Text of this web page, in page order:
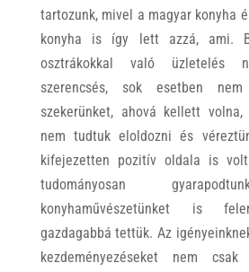
tartozunk, mivel a magyar konyha
konyha is így lett azzá, ami.
osztrákokkal való üzletelés
szerencsés, sok esetben
szekerünket, ahová kellett
nem tudtuk eloldozni és
kifejezetten pozitív oldala is
tudományosan
konyhaművészetünket is
gazdagabbá tettük. Az
kezdeményezéseket nem